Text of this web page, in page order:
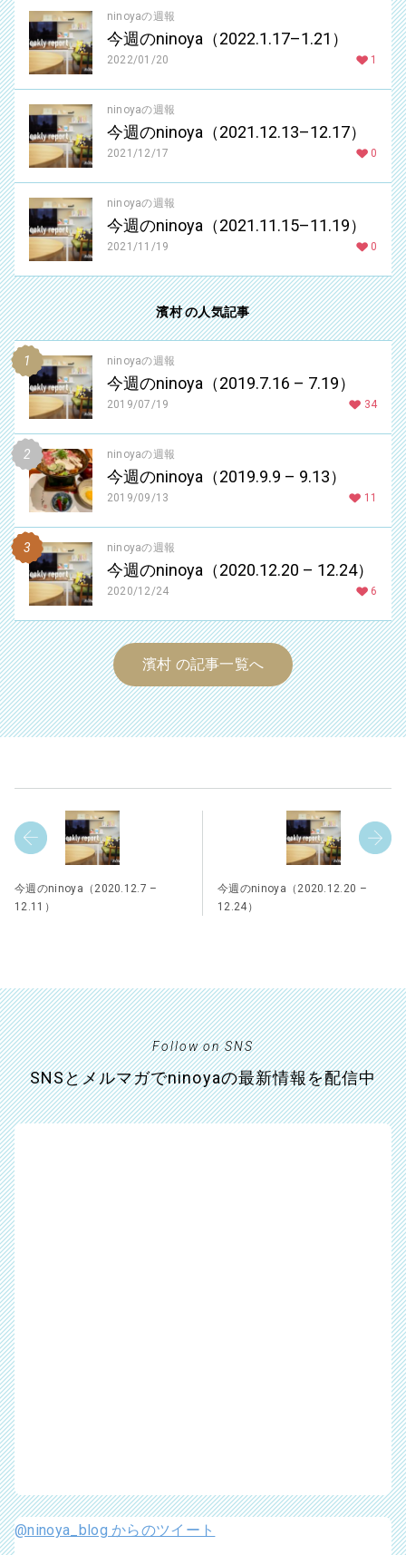
ninoyaの週報
今週のninoya（2022.1.17–1.21）
2022/01/20 1
ninoyaの週報
今週のninoya（2021.12.13–12.17）
2021/12/17 0
ninoyaの週報
今週のninoya（2021.11.15–11.19）
2021/11/19 0
濱村 の人気記事
ninoyaの週報
今週のninoya（2019.7.16 – 7.19）
2019/07/19 34
ninoyaの週報
今週のninoya（2019.9.9 – 9.13）
2019/09/13 11
ninoyaの週報
今週のninoya（2020.12.20 – 12.24）
2020/12/24 6
濱村 の記事一覧へ
今週のninoya（2020.12.7 –
12.11）
今週のninoya（2020.12.20 –
12.24）
Follow on SNS
SNSとメルマガでninoyaの最新情報を配信中
@ninoya_blog からのツイート